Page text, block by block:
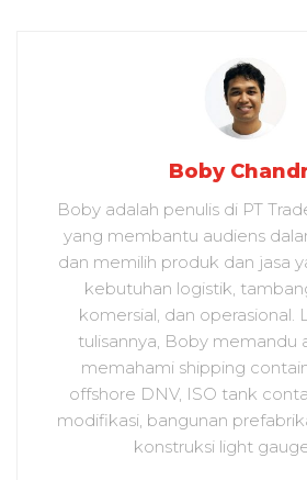
Boby
Boby adalah penulis di PT
yang membantu audiens
dan memilih produk dan jasa
kebutuhan logistik,
komersial, dan operasional.
tulisannya, Boby memandu
memahami shipping
offshore DNV, ISO tank
modifikasi, bangunan
konstruksi light